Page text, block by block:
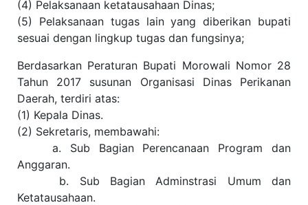
(4) Pelaksanaan ketatausahaan Dinas;
(5) Pelaksanaan tugas lain yang diberikan bupati
sesuai dengan lingkup tugas dan fungsinya;
Berdasarkan Peraturan Bupati Morowali Nomor 28
Tahun 2017 susunan Organisasi Dinas Perikanan
Daerah, terdiri atas:
(1) Kepala Dinas.
(2) Sekretaris, membawahi:
a. Sub Bagian Perencanaan Program dan
Anggaran.
b. Sub Bagian Adminstrasi Umum dan
Ketatausahaan.